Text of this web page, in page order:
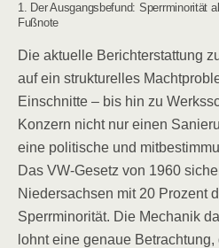
1. Der Ausgangsbefund: Sperrminorität
Fußnote
Die aktuelle Berichterstattung
auf ein strukturelles
Einschnitte – bis hin zu
Konzern nicht nur einen
eine politische und
Das VW-Gesetz von 1960
Niedersachsen mit 20 Prozent
Sperrminorität. Die Mechanik
lohnt eine genaue